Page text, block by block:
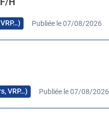
Publiée le 07/08/2026
VRP…) Publiée le 07/08/2026